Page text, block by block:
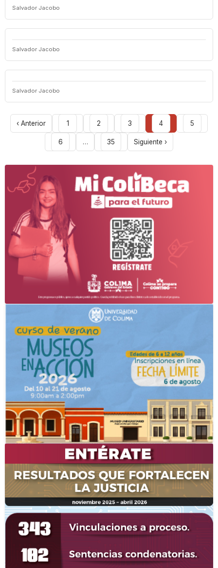
Salvador Jacobo
Salvador Jacobo
Salvador Jacobo
‹ Anterior 1 2 3 4 5
6 … 35 Siguiente ›